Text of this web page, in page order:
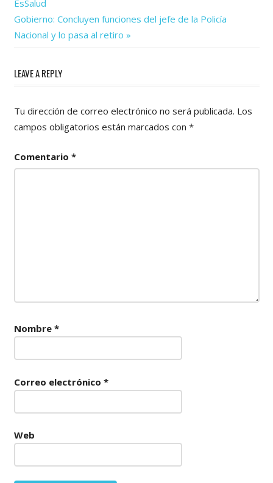
de
entradas
EsSalud
Next
Post:
Gobierno: Concluyen funciones del jefe de la Policía
Nacional y lo pasa al retiro
LEAVE A REPLY
Tu dirección de correo electrónico no será publicada. Los
campos obligatorios están marcados con *
Comentario *
Nombre *
Correo electrónico *
Web